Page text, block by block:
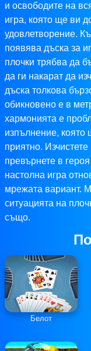
и освободите на
игра, която ще ви
удовлетворение.
появява дъска за
плочки трябва да
да ги накарат да
дъска толкова
обикновено е в
хармонията е
изпълнение, която
приятно.
превърнете в
настолна игра
мрежата вариант.
ситуацията на
също.
Белот